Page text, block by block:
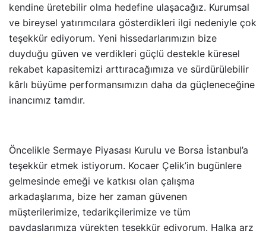
kendine üretebilir olma hedefine ulaşacağız. Kurumsal
ve bireysel yatırımcılara gösterdikleri ilgi nedeniyle çok
teşekkür ediyorum. Yeni hissedarlarımızın bize
duyduğu güven ve verdikleri güçlü destekle küresel
rekabet kapasitemizi arttıracağımıza ve sürdürülebilir
kârlı büyüme performansımızın daha da güçleneceğine
inancımız tamdır.
Öncelikle Sermaye Piyasası Kurulu ve Borsa İstanbul’a
teşekkür etmek istiyorum. Kocaer Çelik’in bugünlere
gelmesinde emeği ve katkısı olan çalışma
arkadaşlarıma, bize her zaman güvenen
müşterilerimize, tedarikçilerimize ve tüm
paydaşlarımıza yürekten teşekkür ediyorum. Halka arz